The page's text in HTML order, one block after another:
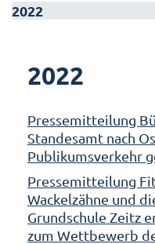
2022
2022
Pressemitteilung
Standesamt nach
Publikumsverkehr
Pressemitteilung
Wackelzähne und
Grundschule Zeitz
zum Wettbewerb